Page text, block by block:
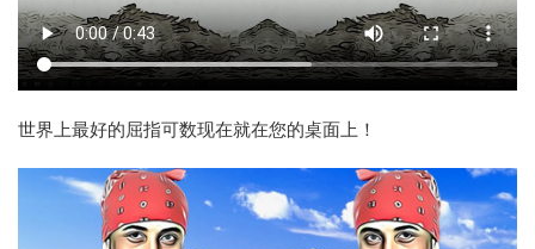
世界上最好的屈指可数现在就在您的桌面上！